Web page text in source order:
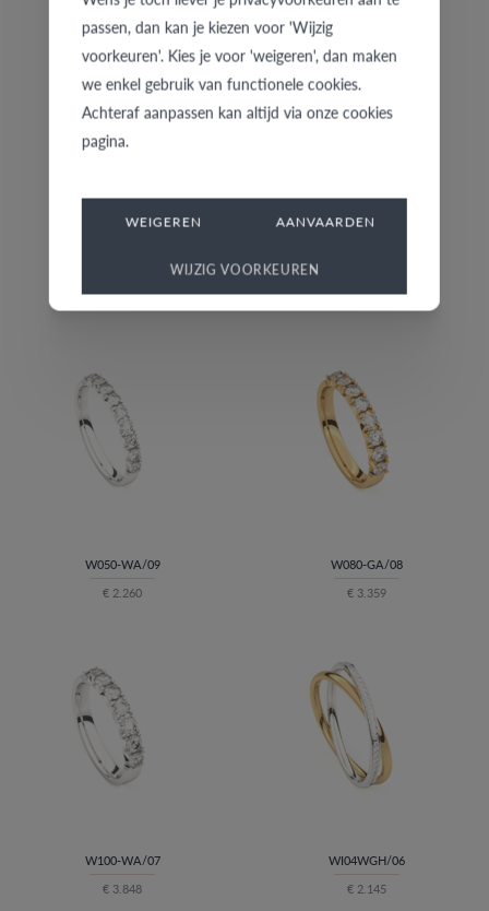
€ 1.607
€ 2.776
W050-WA/09
€ 2.260
W080-GA/08
€ 3.359
W100-WA/07
€ 3.848
WI04WGH/06
€ 2.145
passen, dan kan je kiezen voor 'Wijzig
voorkeuren'. Kies je voor 'weigeren', dan maken
we enkel gebruik van functionele cookies.
Achteraf aanpassen kan altijd via onze cookies
pagina.
WEIGEREN AANVAARDEN
WIJZIG VOORKEUREN